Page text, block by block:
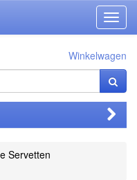
Winkelwagen
Servetten